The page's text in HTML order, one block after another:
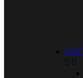
 